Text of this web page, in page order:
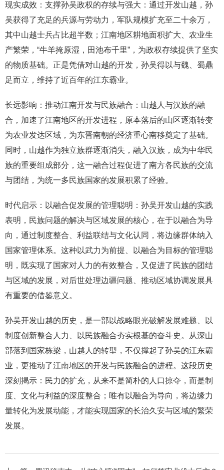
现实成效：支撑孙吴政权的存续与强大：通过开发山越，孙
吴获得了充足的兵源与劳动力，军队规模扩充至二十余万，
其中山越士兵占比超半数；江南地区耕地面积扩大、农业生
产繁荣，“牛羊掩原湿，田池布千里”，为政权存续提供了坚实
的物质基础。正是凭借对山越的开发，孙吴得以与魏、蜀鼎
足而立，维持了近百年的江东霸业。
长远影响：推动江南开发与民族融合：山越人与汉族的融
合，加速了江南地区的开发进程，原本落后的山区逐渐转变
为农业发达区域，为东晋南朝的经济重心南移奠定了基础。
同时，山越作为独立族群逐渐消失，融入汉族，成为中华民
族的重要组成部分，这一融合过程促进了南方各民族的交流
与团结，为统一多民族国家的发展积累了经验。
时代启示：以融合促发展的管理聪明：孙吴开发山越的实践
表明，民族问题的解决与区域发展的核心，在于以融合为导
向，通过制度整合、利益联结与文化认同，将边缘群体纳入
国家管理体系。这种以武力为前提、以融合为目标的管理聪
明，既实现了国家对人力的有效整合，又促进了民族的团结
与区域的发展，对后世处理边疆问题、推动区域协调发展具
有重要的借鉴意义。
孙吴开发山越的历史，是一部以战略眼光破解发展难题、以
制度创新整合人力、以民族融合夯实根基的奋斗史。从深山
部落到国家栋梁，山越人的转型，不仅撑起了孙吴的江东霸
业，更推动了江南地区的开发与民族融合的进程。这段历史
深刻揭示：民力的扩充，从来不是简朴的人口掠夺，而是制
度、文化与利益的深度整合；唯有以融合为导向，将边缘力
量转化为发展动能，才能实现国家的长治久安与区域的繁荣
发展。